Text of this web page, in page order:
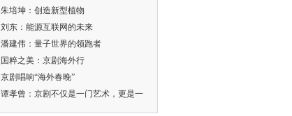
高的高度来阐释?“大
众创业、万众创新”如
何驱动中国经济向前
发展呢?
不仅意味着经济增速
的放缓，更意味着经
济增长动力的转换和
经济发展方式的转
动，实现经济发展方
式转变，既是大势所
朱培坤：创造新型植物
刘东：能源互联网的未来
潘建伟：量子世界的领跑者
国粹之美：京剧海外行
京剧唱响“海外春晚”
谭孝曾：京剧不仅是一门艺术，更是一